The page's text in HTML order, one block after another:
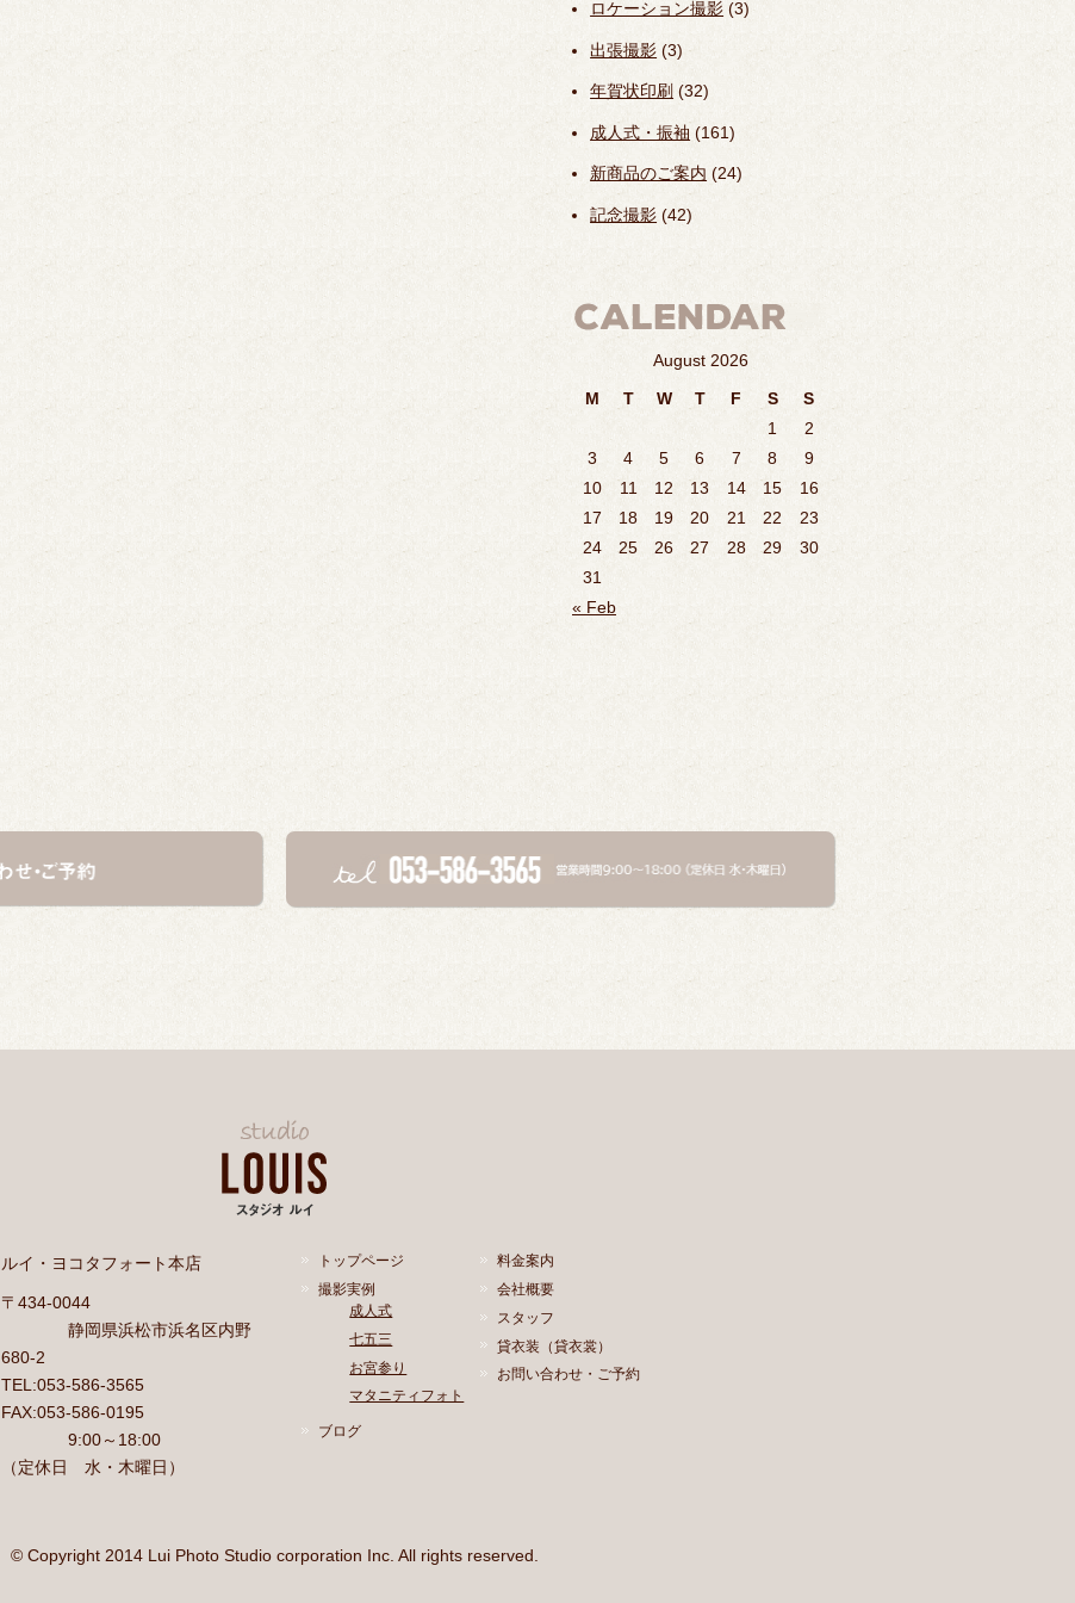
ロケーション撮影 (3)
出張撮影 (3)
年賀状印刷 (32)
成人式・振袖 (161)
新商品のご案内 (24)
記念撮影 (42)
August 2026
M
T W T F S
S
1
2
3
4 5 6 7 8
9
10
11 12 13 14 15
16
17
18 19 20 21 22
23
24
25 26 27 28 29
30
31
« Feb
トップページ
撮影実例
成人式
七五三
お宮参り
マタニティフォト
ブログ
料金案内
会社概要
スタッフ
貸衣装（貸衣裳）
お問い合わせ・ご予約
ルイ・ヨコタフォート本店
〒434-0044
静岡県浜松市浜名区内野
680-2
TEL:053-586-3565
FAX:053-586-0195
9:00～18:00
（定休日 水・木曜日）
© Copyright 2014 Lui Photo Studio corporation Inc. All rights reserved.